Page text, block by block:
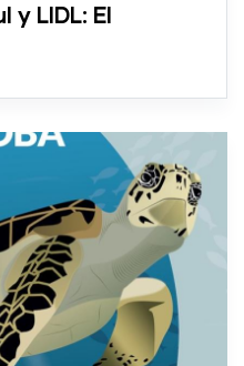
y LIDL: El